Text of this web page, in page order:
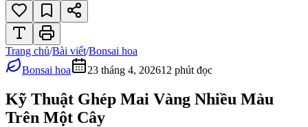
Trang chủ/Bài viết/Bonsai hoa
Bonsai hoa
23 tháng 4, 202612 phút đọc
Kỹ Thuật Ghép Mai Vàng Nhiều Màu
Trên Một Cây